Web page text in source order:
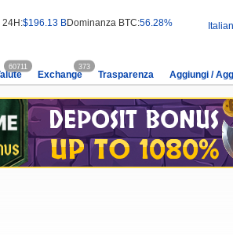
24H:$196.13 BDominanza BTC:56.28%
60711
Exchange
373
Trasparenza Aggiungi /